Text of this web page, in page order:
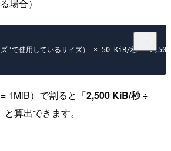
場合）
1MiB）で割ると「2,500 KiB/秒 ÷
と算出できます。